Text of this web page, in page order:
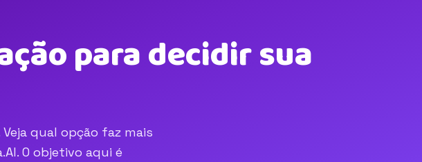
para decidir sua
qual opção faz mais
O objetivo aqui é